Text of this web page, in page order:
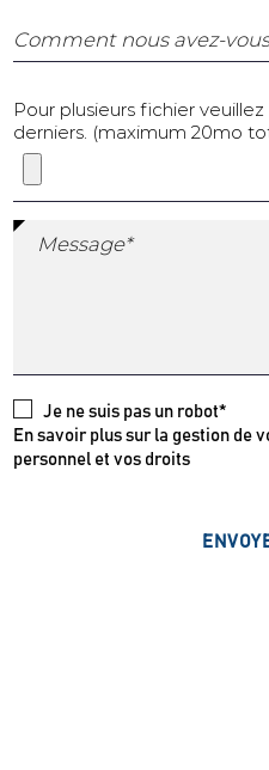
Comment nous avez-
Pour plusieurs fichier
derniers. (maximum 20mo
Message*
Je ne suis pas un robot*
En savoir plus sur la gestion de
personnel et vos droits